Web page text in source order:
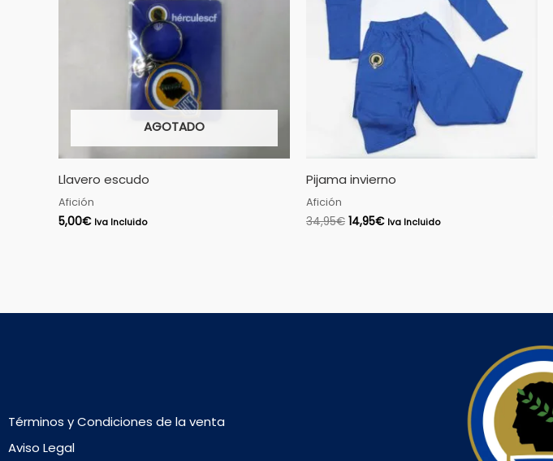
AGOTADO
Llavero escudo
Afición
5,00€ Iva Incluido
Pijama invierno
Afición
34,95€ 14,95€ Iva Incluido
Términos y Condiciones de la venta
Aviso Legal